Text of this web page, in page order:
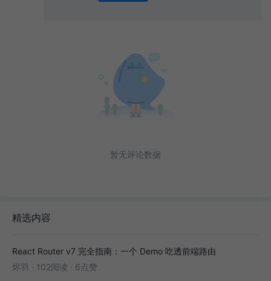
暂无评论数据
精选内容
React Router v7 完全指南：一个 Demo 吃透前端路由
烬羽 · 102阅读 · 6点赞